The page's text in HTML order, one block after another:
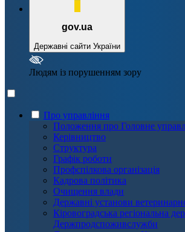
gov.ua
Державні сайти України
Людям із порушенням зору
Про управління
Положення про Головне
Керівництво
Структура
Графік роботи
Профспілкова організація
Кадрова політика
Очищення влади
Державні установи
Кіровоградська регіональна
Держпродспоживслужби